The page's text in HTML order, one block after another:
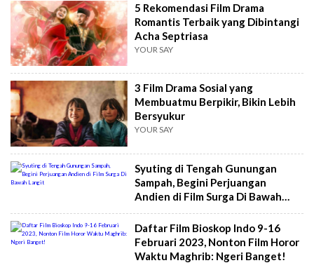
5 Rekomendasi Film Drama
Romantis Terbaik yang Dibintangi
Acha Septriasa
YOUR SAY
3 Film Drama Sosial yang
Membuatmu Berpikir, Bikin Lebih
Bersyukur
YOUR SAY
Syuting di Tengah Gunungan
Sampah, Begini Perjuangan
Andien di Film Surga Di Bawah
Langit
Daftar Film Bioskop Indo 9-16
Februari 2023, Nonton Film Horor
Waktu Maghrib: Ngeri Banget!